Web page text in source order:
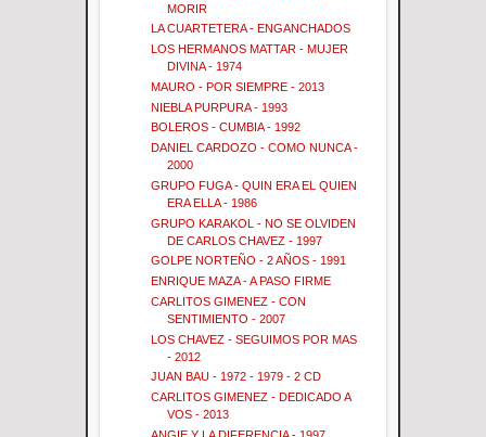
MORIR
LA CUARTETERA - ENGANCHADOS
LOS HERMANOS MATTAR - MUJER
DIVINA - 1974
MAURO - POR SIEMPRE - 2013
NIEBLA PURPURA - 1993
BOLEROS - CUMBIA - 1992
DANIEL CARDOZO - COMO NUNCA -
2000
GRUPO FUGA - QUIN ERA EL QUIEN
ERA ELLA - 1986
GRUPO KARAKOL - NO SE OLVIDEN
DE CARLOS CHAVEZ - 1997
GOLPE NORTEÑO - 2 AÑOS - 1991
ENRIQUE MAZA - A PASO FIRME
CARLITOS GIMENEZ - CON
SENTIMIENTO - 2007
LOS CHAVEZ - SEGUIMOS POR MAS
- 2012
JUAN BAU - 1972 - 1979 - 2 CD
CARLITOS GIMENEZ - DEDICADO A
VOS - 2013